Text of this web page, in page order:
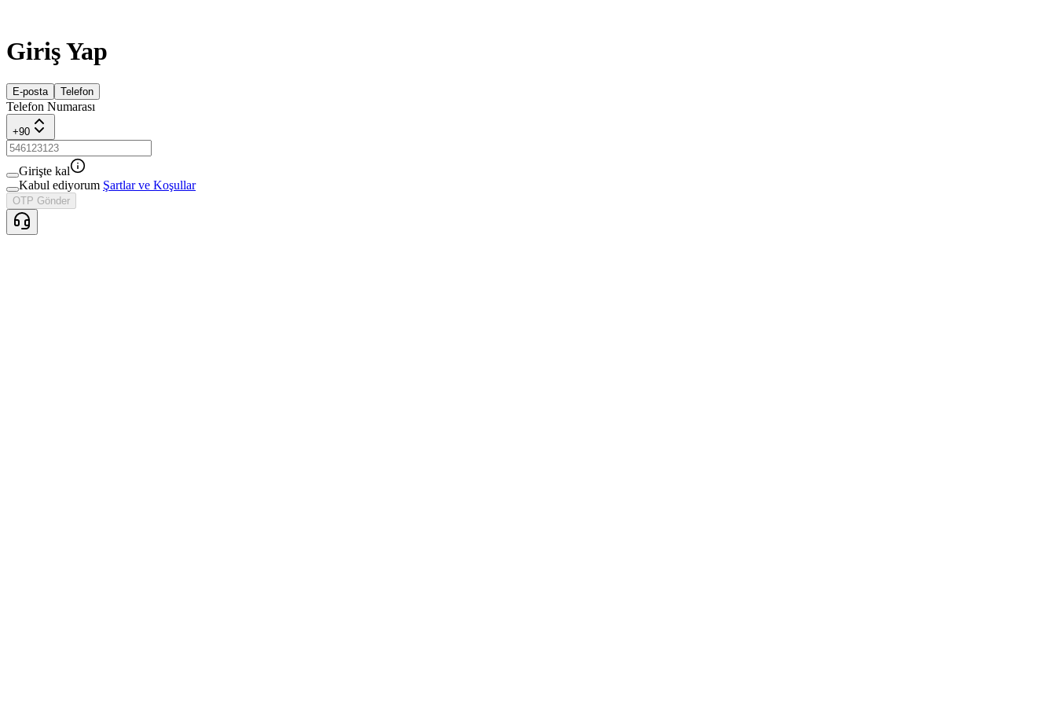
Giriş Yap
E-posta Telefon
Telefon Numarası
+90
Girişte kal
Kabul ediyorum Şartlar ve Koşullar
OTP Gönder